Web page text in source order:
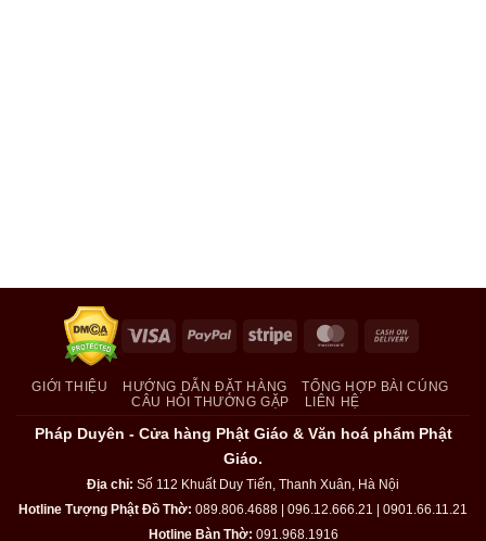
Visa PayPal Stripe MasterCard
Delivery
GIỚI THIỆU HƯỚNG DẪN ĐẶT HÀNG
TỔNG HỢP BÀI CÚNG
CÂU HỎI THƯỜNG GẶP
LIÊN HỆ
Pháp Duyên - Cửa hàng Phật Giáo & Văn hoá phẩm Phật
Giáo.
Địa chỉ: Số 112 Khuất Duy Tiến, Thanh Xuân, Hà Nội
Hotline Tượng Phật Đồ Thờ: 089.806.4688 | 096.12.666.21 | 0901.66.11.21
Hotline Bàn Thờ: 091.968.1916